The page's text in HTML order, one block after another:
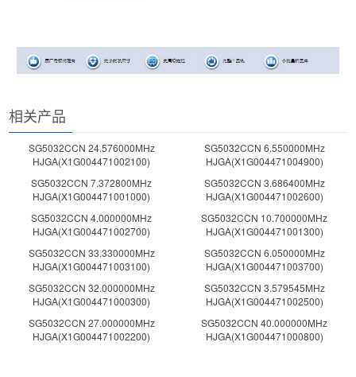
相关产品
SG5032CCN 24.576000MHz
HJGA(X1G004471002100)
SG5032CCN 6.550000MHz
HJGA(X1G004471004900)
SG5032CCN 7.372800MHz
HJGA(X1G004471001000)
SG5032CCN 3.686400MHz
HJGA(X1G004471002600)
SG5032CCN 4.000000MHz
HJGA(X1G004471002700)
SG5032CCN 10.700000MHz
HJGA(X1G004471001300)
SG5032CCN 33.330000MHz
HJGA(X1G004471003100)
SG5032CCN 6.050000MHz
HJGA(X1G004471003700)
SG5032CCN 32.000000MHz
HJGA(X1G004471000300)
SG5032CCN 3.579545MHz
HJGA(X1G004471002500)
SG5032CCN 27.000000MHz
HJGA(X1G004471002200)
SG5032CCN 40.000000MHz
HJGA(X1G004471000800)